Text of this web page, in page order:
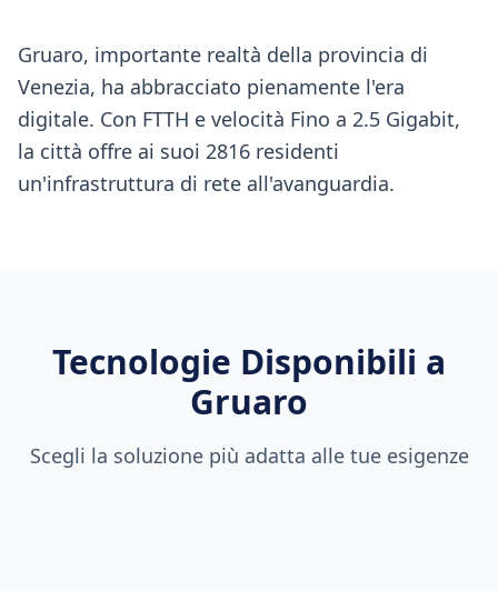
Gruaro, importante realtà della provincia di
Venezia, ha abbracciato pienamente l'era
digitale. Con FTTH e velocità Fino a 2.5 Gigabit,
la città offre ai suoi 2816 residenti
un'infrastruttura di rete all'avanguardia.
Tecnologie Disponibili a
Gruaro
Scegli la soluzione più adatta alle tue esigenze